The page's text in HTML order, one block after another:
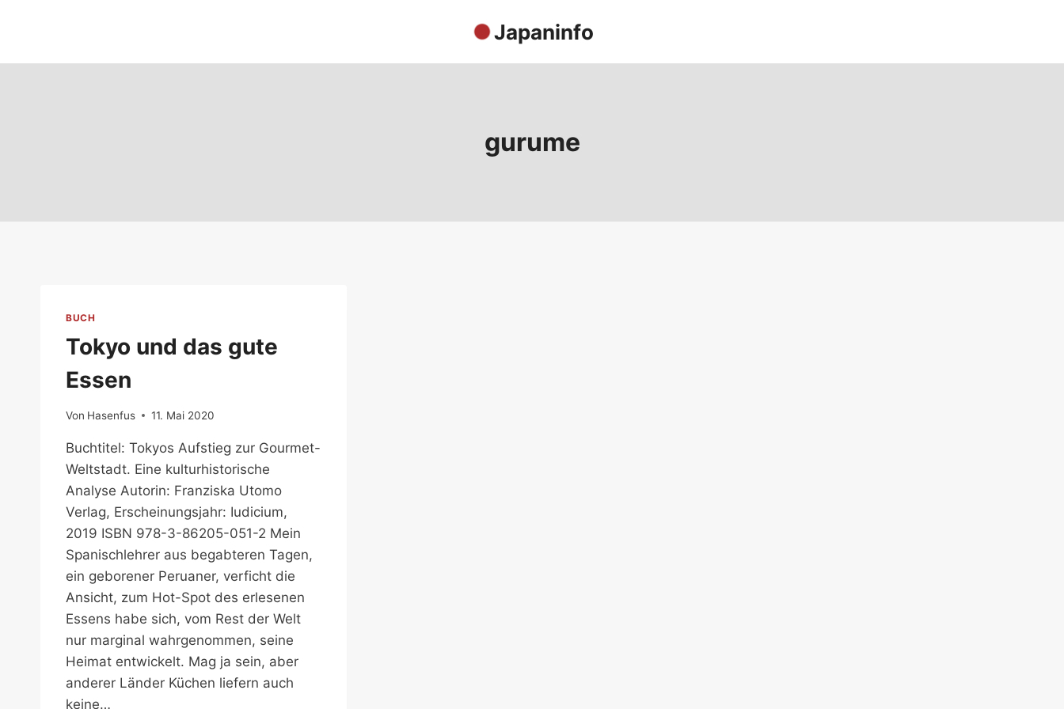
Japaninfo
gurume
BUCH
Tokyo und das gute
Essen
Von Hasenfus 11. Mai 2020
Buchtitel: Tokyos Aufstieg zur Gourmet-
Weltstadt. Eine kulturhistorische
Analyse Autorin: Franziska Utomo
Verlag, Erscheinungsjahr: Iudicium,
2019 ISBN 978-3-86205-051-2 Mein
Spanischlehrer aus begabteren Tagen,
ein geborener Peruaner, verficht die
Ansicht, zum Hot-Spot des erlesenen
Essens habe sich, vom Rest der Welt
nur marginal wahrgenommen, seine
Heimat entwickelt. Mag ja sein, aber
anderer Länder Küchen liefern auch
keine…